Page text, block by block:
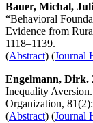
Bauer, Michal,
“Behavioral
Evidence from
1118–1139.
(Abstract) (Journal
Engelmann, Dirk.
Inequality
Organization,
(Abstract) (Journal